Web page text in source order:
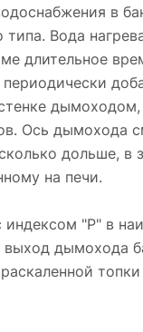
в
Вода
длительное
дымоходом,
Ось дымохода
дольше,
на печи.
"Р" в
выход дымохода